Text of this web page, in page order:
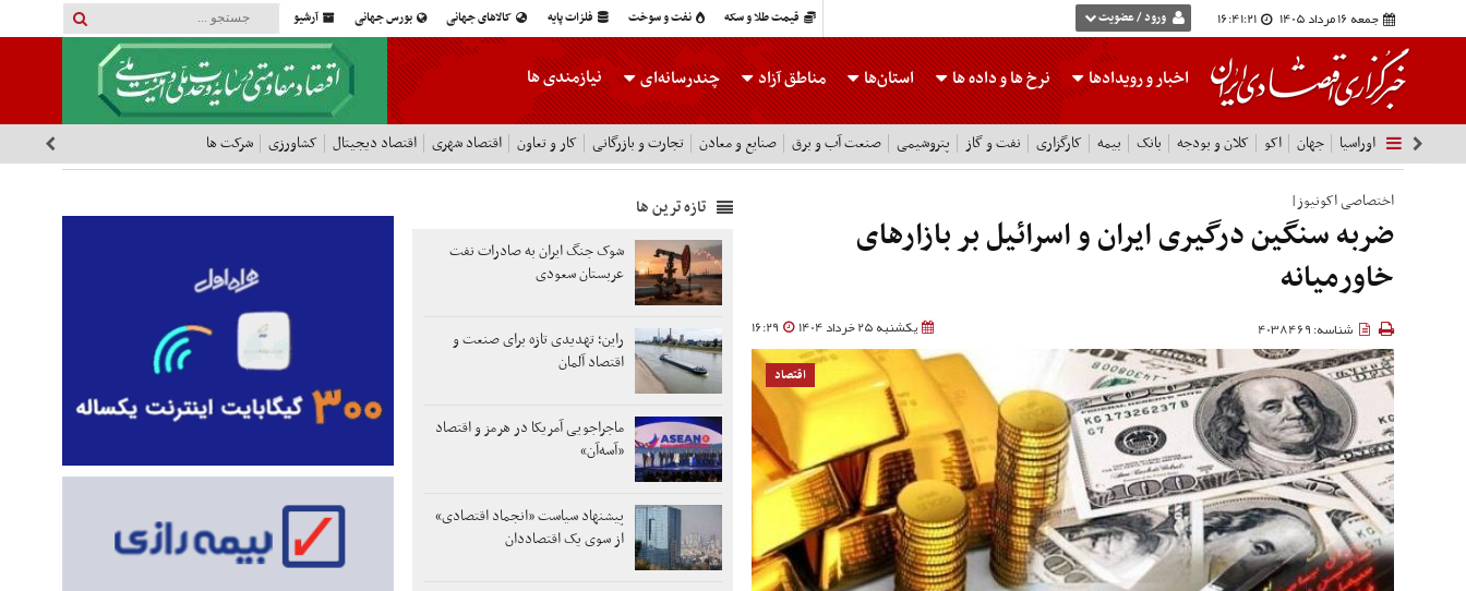
قیمت طلا و سکه نفت و سوخت فلزات پایه کالاهای جهانی بورس جهانی آرشیو جمعه 16 مرداد 1405 16:41:22 ورود / عضویت
اخبار و رویدادها نرخ هاو داده ها استان‌ها مناطق آزاد چندرسانه‌ای نیازمندی ها
اوراسیا جهان اکو کلان و بودجه بانک بیمه کارگزاری نفت و گاز پتروشیمی صنعت آب و برق صنایع و معادن تجارت و بازرگانی کار و تعاون اقتصاد شهری اقتصاد دیجیتال کشاورزی شرکت ها
اختصاصی اکونیوز|
ضربه سنگین درگیری ایران و اسرائیل بر بازارهای
خاورمیانه
یکشنبه 25 خرداد 1404 16:29 شناسه: 4038469
اقتصاد
تازه ترین ها
شوک جنگ ایران به صادرات نفت
عربستان سعودی
راین؛ تهدیدی تازه برای صنعت و
اقتصاد آلمان
ماجراجویی آمریکا در هرمز و اقتصاد
«آسه‌آن»
پیشنهاد سیاست «انجماد اقتصادی»
از سوی یک اقتصاددان